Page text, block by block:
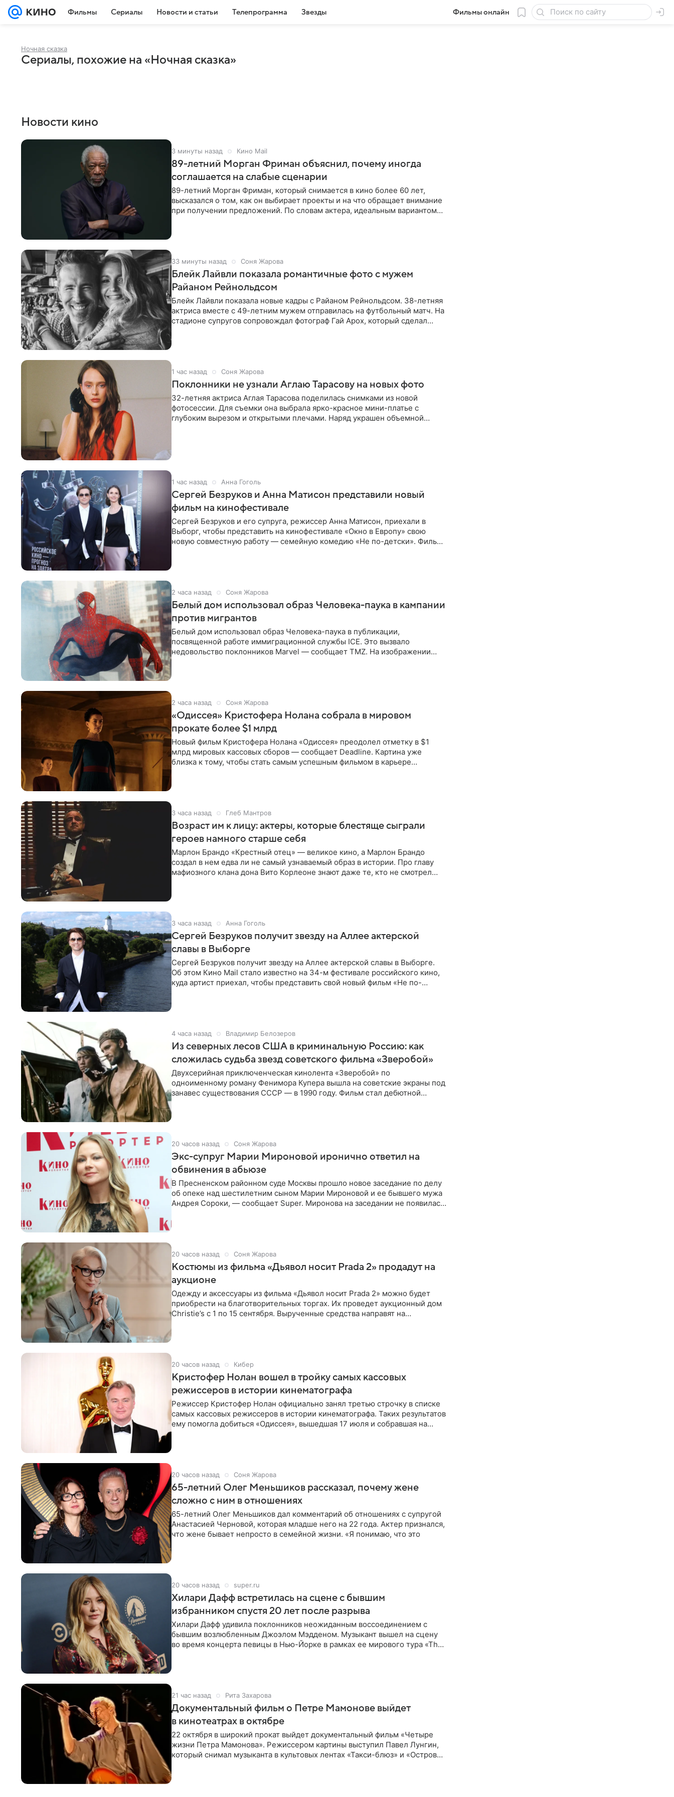
Фильмы Сериалы Новости и статьи Телепрограмма Звезды Фильмы онлайн
Ночная сказка
Сериалы, похожие на «Ночная сказка»
Новости кино
3 минуты назад Кино Mail
89-летний Морган Фриман объяснил, почему иногда
соглашается на слабые сценарии
89-летний Морган Фриман, который снимается в кино более 60 лет,
высказался о том, как он выбирает проекты и на что обращает внимание
при получении предложений. По словам актера, идеальным вариантом
33 минуты назад Соня Жарова
Блейк Лайвли показала романтичные фото с мужем
Райаном Рейнольдсом
Блейк Лайвли показала новые кадры с Райаном Рейнольдсом. 38-летняя
актриса вместе с 49-летним мужем отправилась на футбольный матч. На
стадионе супругов сопровождал фотограф Гай Арох, который сделал
1 час назад Соня Жарова
Поклонники не узнали Аглаю Тарасову на новых фото
32-летняя актриса Аглая Тарасова поделилась снимками из новой
фотосессии. Для съемки она выбрала ярко-красное мини-платье с
глубоким вырезом и открытыми плечами. Наряд украшен объемной
1 час назад Анна Гоголь
Сергей Безруков и Анна Матисон представили новый
фильм на кинофестивале
Сергей Безруков и его супруга, режиссер Анна Матисон, приехали в
Выборг, чтобы представить на кинофестивале «Окно в Европу» свою
новую совместную работу — семейную комедию «Не по-детски». Фильм
2 часа назад Соня Жарова
Белый дом использовал образ Человека-паука в кампании
против мигрантов
Белый дом использовал образ Человека-паука в публикации,
посвященной работе иммиграционной службы ICE. Это вызвало
недовольство поклонников Marvel — сообщает TMZ. На изображении
2 часа назад Соня Жарова
«Одиссея» Кристофера Нолана собрала в мировом
прокате более $1 млрд
Новый фильм Кристофера Нолана «Одиссея» преодолел отметку в $1
млрд мировых кассовых сборов — сообщает Deadline. Картина уже
близка к тому, чтобы стать самым успешным фильмом в карьере
3 часа назад Глеб Мантров
Возраст им к лицу: актеры, которые блестяще сыграли
героев намного старше себя
Марлон Брандо «Крестный отец» — великое кино, а Марлон Брандо
создал в нем едва ли не самый узнаваемый образ в истории. Про главу
мафиозного клана дона Вито Корлеоне знают даже те, кто не смотрел
3 часа назад Анна Гоголь
Сергей Безруков получит звезду на Аллее актерской
славы в Выборге
Сергей Безруков получит звезду на Аллее актерской славы в Выборге.
Об этом Кино Mail стало известно на 34-м фестивале российского кино,
куда артист приехал, чтобы представить свой новый фильм «Не по-
4 часа назад Владимир Белозеров
Из северных лесов США в криминальную Россию: как
сложилась судьба звезд советского фильма «Зверобой»
Двухсерийная приключенческая кинолента «Зверобой» по
одноименному роману Фенимора Купера вышла на советские экраны под
занавес существования СССР — в 1990 году. Фильм стал дебютной
20 часов назад Соня Жарова
Экс-супруг Марии Мироновой иронично ответил на
обвинения в абьюзе
В Пресненском районном суде Москвы прошло новое заседание по делу
об опеке над шестилетним сыном Марии Мироновой и ее бывшего мужа
Андрея Сороки, — сообщает Super. Миронова на заседании не появилась.
20 часов назад Соня Жарова
Костюмы из фильма «Дьявол носит Prada 2» продадут на
аукционе
Одежду и аксессуары из фильма «Дьявол носит Prada 2» можно будет
приобрести на благотворительных торгах. Их проведет аукционный дом
Christie’s с 1 по 15 сентября. Вырученные средства направят на
20 часов назад Кибер
Кристофер Нолан вошел в тройку самых кассовых
режиссеров в истории кинематографа
Режиссер Кристофер Нолан официально занял третью строчку в списке
самых кассовых режиссеров в истории кинематографа. Таких результатов
ему помогла добиться «Одиссея», вышедшая 17 июля и собравшая на
20 часов назад Соня Жарова
65-летний Олег Меньшиков рассказал, почему жене
сложно с ним в отношениях
65-летний Олег Меньшиков дал комментарий об отношениях с супругой
Анастасией Черновой, которая младше него на 22 года. Актер признался,
что жене бывает непросто в семейной жизни. «Я понимаю, что это
20 часов назад super.ru
Хилари Дафф встретилась на сцене с бывшим
избранником спустя 20 лет после разрыва
Хилари Дафф удивила поклонников неожиданным воссоединением с
бывшим возлюбленным Джоэлом Мэдденом. Музыкант вышел на сцену
во время концерта певицы в Нью-Йорке в рамках ее мирового тура «The
21 час назад Рита Захарова
Документальный фильм о Петре Мамонове выйдет
в кинотеатрах в октябре
22 октября в широкий прокат выйдет документальный фильм «Четыре
жизни Петра Мамонова». Режиссером картины выступил Павел Лунгин,
который снимал музыканта в культовых лентах «Такси-блюз» и «Остров».